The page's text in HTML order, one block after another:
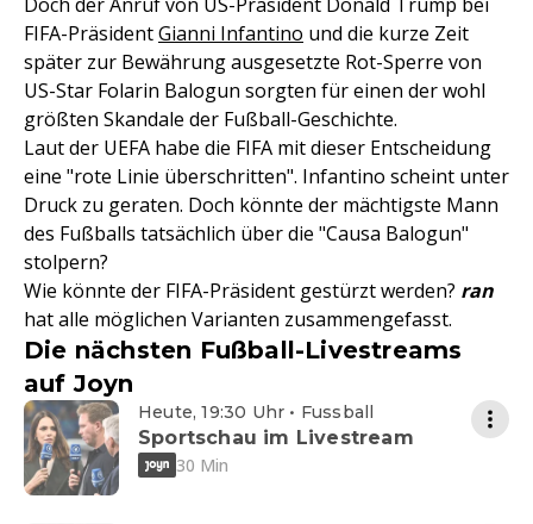
FIFA-PräsidentGianni Infantino und die kurze Zeit
später zur Bewährung ausgesetzte Rot-Sperre von
US-Star Folarin Balogun sorgten für einen der wohl
größten Skandale der Fußball-Geschichte.
Laut der UEFA habe die FIFA mit dieser Entscheidung
eine "rote Linie überschritten". Infantino scheint unter
Druck zu geraten. Doch könnte der mächtigste Mann
des Fußballs tatsächlich über die "Causa Balogun"
stolpern?
Wie könnte der FIFA-Präsident gestürzt werden? ran
hat alle möglichen Varianten zusammengefasst.
Die nächsten Fußball-Livestreams
auf Joyn
Heute, 19:30 Uhr • Fussball
Sportschau im Livestream
30 Min